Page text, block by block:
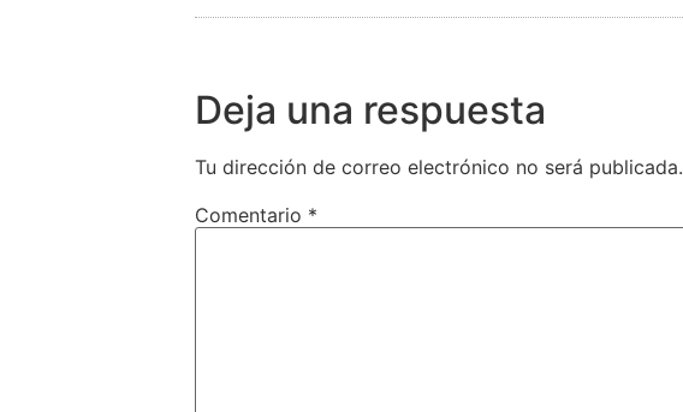
Deja una respuesta
Tu dirección de correo electrónico no será publicada.
Comentario *